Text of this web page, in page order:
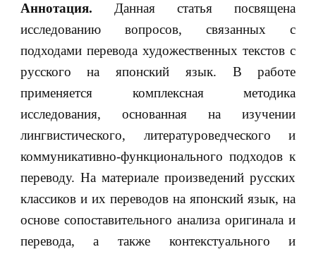
Аннотация. Данная статья посвящена
исследованию вопросов, связанных с
подходами перевода художественных текстов с
русского на японский язык. В работе
применяется комплексная методика
исследования, основанная на изучении
лингвистического, литературоведческого и
коммуникативно-функционального подходов к
переводу. На материале произведений русских
классиков и их переводов на японский язык, на
основе сопоставительного анализа оригинала и
перевода, а также контекстуального и